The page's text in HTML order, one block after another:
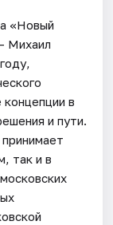
«Новый
Михаил
в
и пути.
так и в